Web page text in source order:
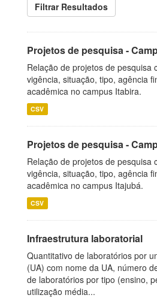
Filtrar Resultados
Projetos de pesquisa -
Relação de projetos de pesquisa
vigência, situação, tipo, agência
acadêmica no campus Itabira.
CSV
Projetos de pesquisa -
Relação de projetos de pesquisa
vigência, situação, tipo, agência
acadêmica no campus Itajubá.
CSV
Infraestrutura laboratorial
Quantitativo de laboratórios por
(UA) com nome da UA, número
de laboratórios por tipo (ensino,
utilização média...